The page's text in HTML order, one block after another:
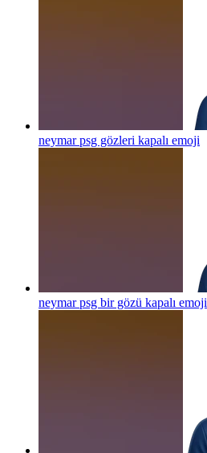
neymar psg gözleri kapalı emoji
neymar psg bir gözü kapalı emoji